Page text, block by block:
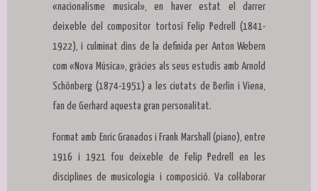
«nacionalisme musical», en haver estat el darrer
deixeble del compositor tortosí Felip Pedrell (1841-
1922), i culminat dins de la definida per Anton Webern
com «Nova Música», gràcies als seus estudis amb Arnold
Schönberg (1874-1951) a les ciutats de Berlín i Viena,
fan de Gerhard aquesta gran personalitat.
Format amb Enric Granados i Frank Marshall (piano), entre
1916 i 1921 fou deixeble de Felip Pedrell en les
disciplines de musicologia i composició. Va col·laborar